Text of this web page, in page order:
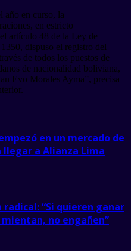
año en curso, la
en estricto
artículo 48 de la Ley de
dispuso el registro del
de todos los puestos de
de nacionalidad boliviana,
Evo Morales Ayma”, precisa
en un mercado de
a Alianza Lima
“Si quieren ganar
no engañen”